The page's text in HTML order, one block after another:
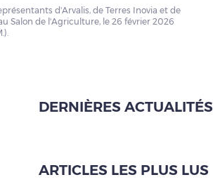
d'Arvalis, de Terres Inovia et de
Salon de l'Agriculture, le 26 février 2026
DERNIÈRES ACTUALITÉS
ARTICLES LES PLUS LUS